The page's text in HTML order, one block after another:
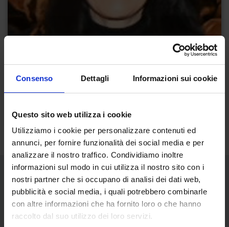
Consenso Dettagli Informazioni sui cookie
Questo sito web utilizza i cookie
Utilizziamo i cookie per personalizzare contenuti ed
annunci, per fornire funzionalità dei social media e per
analizzare il nostro traffico. Condividiamo inoltre
informazioni sul modo in cui utilizza il nostro sito con i
nostri partner che si occupano di analisi dei dati web,
pubblicità e social media, i quali potrebbero combinarle
con altre informazioni che ha fornito loro o che hanno
raccolto dal suo utilizzo dei loro servizi.
Libri dell'autore